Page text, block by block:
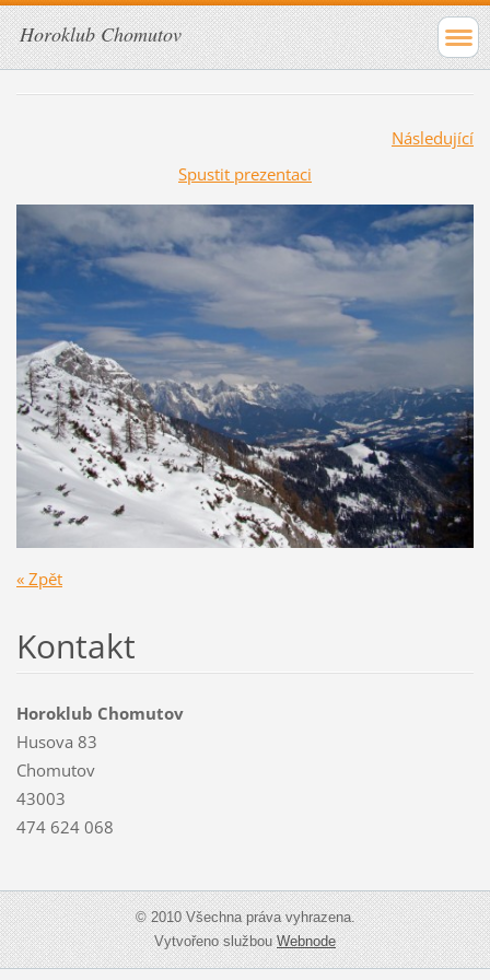
Horoklub Chomutov
Následující
Spustit prezentaci
« Zpět
Kontakt
Horoklub Chomutov
Husova 83
Chomutov
43003
474 624 068
© 2010 Všechna práva vyhrazena.
Vytvořeno službouWebnode